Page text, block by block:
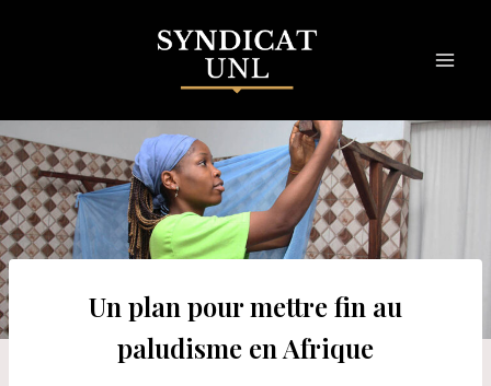
Un plan pour mettre fin au
paludisme en Afrique